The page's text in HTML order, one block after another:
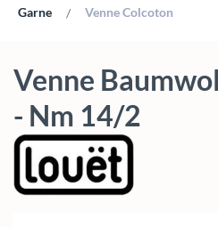
Garne / Venne Colcoton
Venne
- Nm 14/2